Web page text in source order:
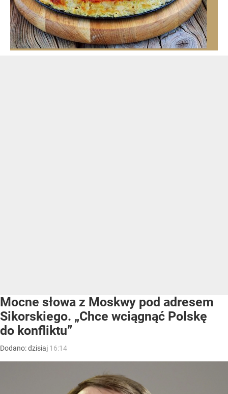
Mocne słowa z Moskwy pod adresem
Sikorskiego. „Chce wciągnąć Polskę
do konfliktu”
Dodano:dzisiaj 16:14